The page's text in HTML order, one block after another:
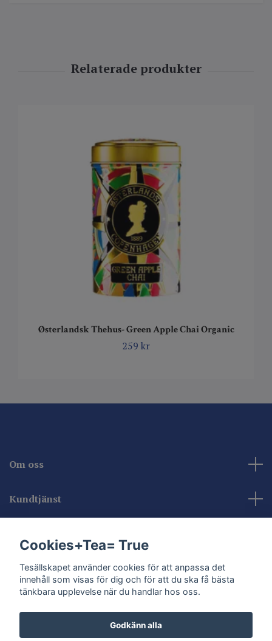
Østerlandsk Thehus- Green Apple Chai Organic
259 kr
Om oss
Kundtjänst
Sociala medier
Cookies+Tea= True
Tesällskapet använder cookies för att anpassa det
innehåll som visas för dig och för att du ska få bästa
tänkbara upplevelse när du handlar hos oss.
Godkänn alla